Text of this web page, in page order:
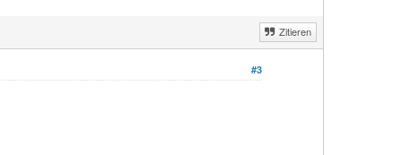
Zitieren
#3